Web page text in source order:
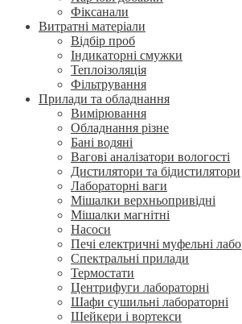
Фіксанали
Витратні матеріали
Відбір проб
Індикаторні смужки
Теплоізоляція
Фільтрування
Прилади та обладнання
Вимірювання
Обладнання різне
Бані водяні
Вагові аналізатори вологості
Дистилятори та бідистилятори
Лабораторні ваги
Мішалки верхньопривідні
Мішалки магнітні
Насоси
Печі електричні муфельні
Спектральні прилади
Термостати
Центрифуги лабораторні
Шафи сушильні лабораторні
Шейкери і вортекси